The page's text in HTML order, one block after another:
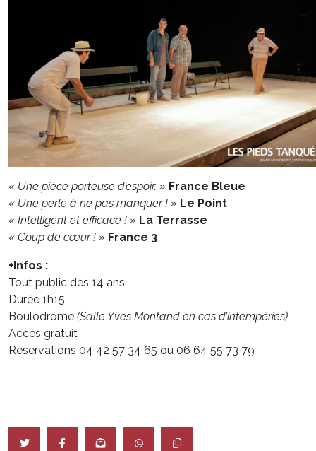
« Une pièce porteuse d’espoir. » France Bleue
« Une perle à ne pas manquer ! » Le Point
« Intelligent et efficace ! » La Terrasse
« Coup de cœur ! » France 3
+Infos :
Tout public dès 14 ans
Durée 1h15
Boulodrome (Salle Yves Montand en cas d’intempéries)
Accès gratuit
Réservations 04 42 57 34 65 ou 06 64 55 73 79